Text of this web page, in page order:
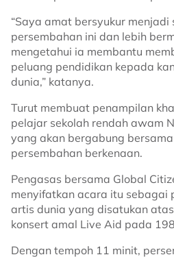
“Saya amat bersyukur
persembahan ini dan lebih
mengetahui ia membantu
peluang pendidikan kepada
dunia,” katanya.
Turut membuat penampilan
pelajar sekolah rendah awam
yang akan bergabung
persembahan berkenaan.
Pengasas bersama Global
menyifatkan acara itu sebagai
artis dunia yang disatukan
konsert amal Live Aid pada
Dengan tempoh 11 minit,